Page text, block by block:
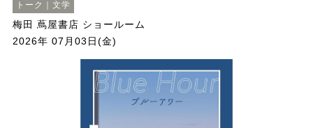
トーク｜文学
梅田 蔦屋書店 ショールーム
2026年 07月03日(金)